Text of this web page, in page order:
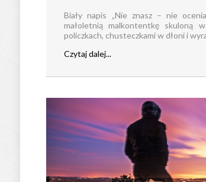
Biały napis „Nie znasz – nie
małoletnią malkontentkę skuloną
policzkach, chusteczkami w dłoni i
Czytaj dalej...